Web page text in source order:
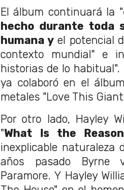
El álbum continuará la "
hecho durante toda
humana yel potencial
contexto mundial" e
historias de lo
ya colaboró ​​en el
metales "Love This
Por otro lado, Hayley
"What Is the
inexplicable naturaleza
años pasado Byrne
Paramore. Y Hayley